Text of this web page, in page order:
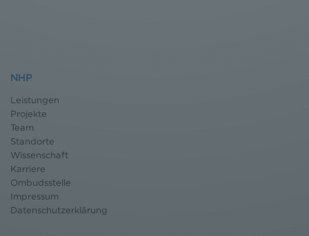
NHP
Leistungen
Projekte
Team
Standorte
Wissenschaft
Karriere
Ombudsstelle
Impressum
Datenschutzerklärung